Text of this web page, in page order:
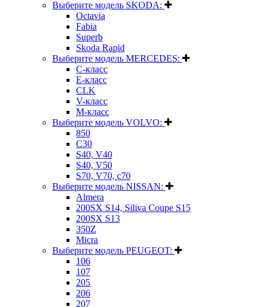
Выберите модель SKODA:
Octavia
Fabia
Superb
Skoda Rapid
Выберите модель MERCEDES:
C-класс
E-класс
CLK
V-класс
M-класс
Выберите модель VOLVO:
850
C30
S40, V40
S40, V50
S70, V70, c70
Выберите модель NISSAN:
Almera
200SX S14, Siliva Coupe S15
200SX S13
350Z
Micra
Выберите модель PEUGEOT:
106
107
205
206
207